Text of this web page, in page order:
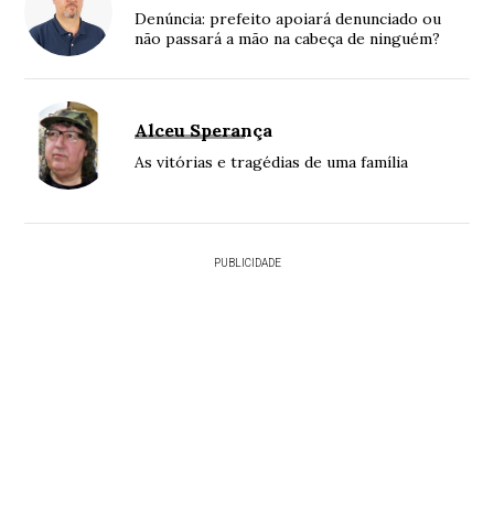
Denúncia: prefeito apoiará denunciado ou
não passará a mão na cabeça de ninguém?
Alceu Sperança
As vitórias e tragédias de uma família
PUBLICIDADE